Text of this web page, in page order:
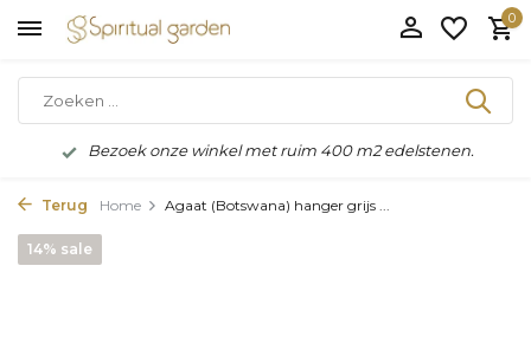
0
Bezoek onze winkel met ruim 400 m2 edelstenen.
Terug Home Agaat (Botswana) hanger grijs ...
14% sale